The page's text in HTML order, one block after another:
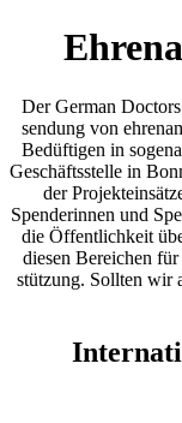
Der German
sendung von
Be­düftigen in
Ge­schäfts­stelle in
der
Spender­innen und
die Öffentlich­keit
diesen Bereichen
stützung. Sollten wir